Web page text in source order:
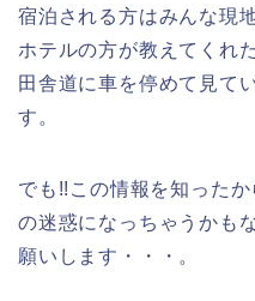
宿泊される方はみんな現
ホテルの方が教えてくれ
田舎道に車を停めて見て
す。
でも!!この情報を知った
の迷惑になっちゃうかも
願いします・・・。